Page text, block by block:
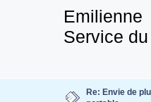
Emilienne
Service
Re: Envie de